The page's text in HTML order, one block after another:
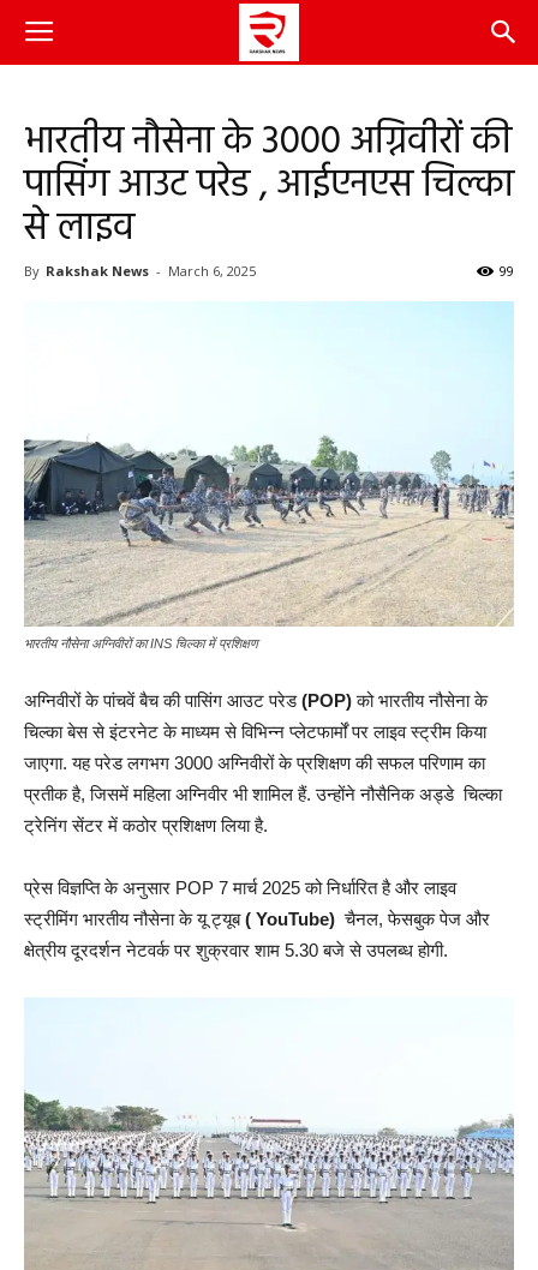
भारतीय नौसेना के 3000 अग्निवीरों की
पासिंग आउट परेड , आईएनएस चिल्का
से लाइव
By Rakshak News - March 6, 2025 99
भारतीय नौसेना अग्निवीरों का INS चिल्का में प्रशिक्षण
अग्निवीरों के पांचवें बैच की पासिंग आउट परेड(POP)को भारतीय नौसेना के
चिल्का बेस से इंटरनेट के माध्यम से विभिन्न प्लेटफार्मों पर लाइव स्ट्रीम किया
जाएगा. यह परेड लगभग 3000 अग्निवीरों के प्रशिक्षण की सफल परिणाम का
प्रतीक है, जिसमें महिला अग्निवीर भी शामिल हैं. उन्होंने नौसैनिक अड्डे चिल्का
ट्रेनिंग सेंटर में कठोर प्रशिक्षण लिया है.
प्रेस विज्ञप्ति के अनुसार POP 7 मार्च 2025 को निर्धारित है और लाइव
स्ट्रीमिंग भारतीय नौसेना के यू ट्यूब( YouTube) चैनल, फेसबुक पेज और
क्षेत्रीय दूरदर्शन नेटवर्क पर शुक्रवार शाम 5.30 बजे से उपलब्ध होगी.